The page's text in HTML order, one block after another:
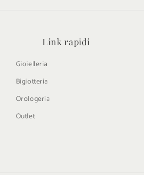
Link rapidi
Gioielleria
Bigiotteria
Orologeria
Outlet